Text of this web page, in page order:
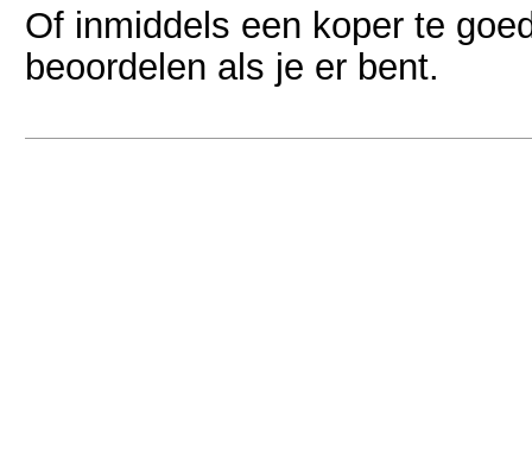
Of inmiddels een koper te
beoordelen als je er bent.